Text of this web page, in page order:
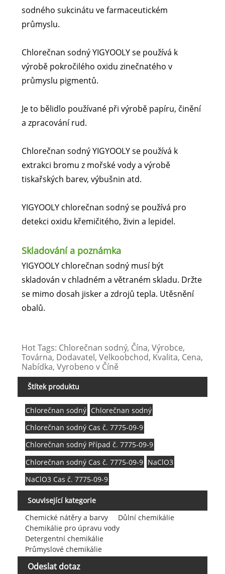
sodného sukcinátu ve farmaceutickém
průmyslu.
Chlorečnan sodný YIGYOOLY se používá k
výrobě pokročilého oxidu zinečnatého v
průmyslu pigmentů.
Je to bělidlo používané při výrobě papíru, činění
a zpracování rud.
Chlorečnan sodný YIGYOOLY se používá k
extrakci bromu z mořské vody a výrobě
tiskařských barev, výbušnin atd.
YIGYOOLY chlorečnan sodný se používá pro
detekci oxidu křemičitého, živin a lepidel.
Skladování a poznámka
YIGYOOLY chlorečnan sodný musí být
skladován v chladném a větraném skladu. Držte
se mimo dosah jisker a zdrojů tepla. Utěsnění
obalů.
Hot Tags: Chlorečnan sodný, Čína, Výrobce,
Továrna, Dodavatel, Velkoobchod, Kvalita, Cena,
Nabídka, Vyrobeno v Číně
Štítek produktu
Chlorečnan sodný Chlorečnan sodný
Chlorečnan sodný Cas č. 7775-09-9
Chlorečnan sodný Případ č. 7775-09-9
Chlorečnan sodný Cas č. 7775-09-9 NaClO3
NaClO3 Cas č. 7775-09-9
Související kategorie
Chemické nátěry a barvy
Důlní chemikálie
Chemikálie pro úpravu vody
Detergentní chemikálie
Průmyslové chemikálie
Odeslat dotaz